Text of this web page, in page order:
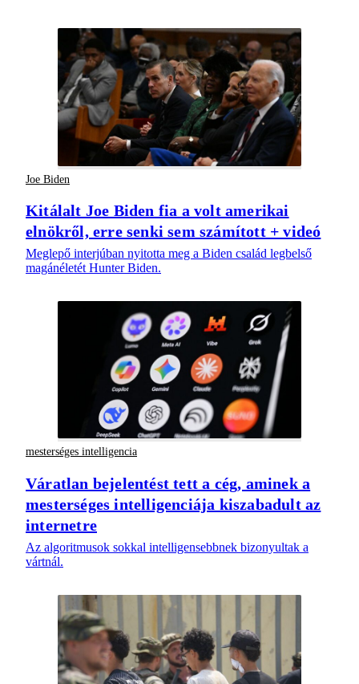
Joe Biden
Kitálalt Joe Biden fia a volt amerikai
elnökről, erre senki sem számított + videó
Meglepő interjúban nyitotta meg a Biden család legbelső
magánéletét Hunter Biden.
mesterséges intelligencia
Váratlan bejelentést tett a cég, aminek a
mesterséges intelligenciája kiszabadult az
internetre
Az algoritmusok sokkal intelligensebbnek bizonyultak a
vártnál.